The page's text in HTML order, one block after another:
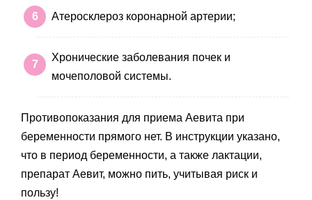
Атеросклероз коронарной артерии;
Хронические заболевания почек и
мочеполовой системы.
Противопоказания для приема Аевита при
беременности прямого нет. В инструкции указано,
что в период беременности, а также лактации,
препарат Аевит, можно пить, учитывая риск и
пользу!